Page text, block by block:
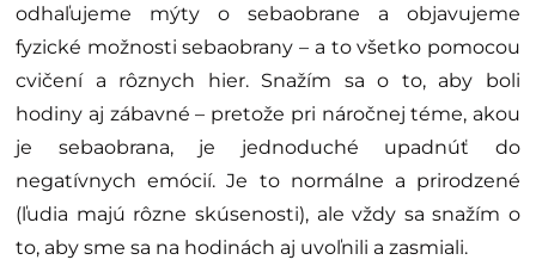
odhaľujeme mýty o sebaobrane a objavujeme
fyzické možnosti sebaobrany – a to všetko pomocou
cvičení a rôznych hier. Snažím sa o to, aby boli
hodiny aj zábavné – pretože pri náročnej téme, akou
je sebaobrana, je jednoduché upadnúť do
negatívnych emócií. Je to normálne a prirodzené
(ľudia majú rôzne skúsenosti), ale vždy sa snažím o
to, aby sme sa na hodinách aj uvoľnili a zasmiali.